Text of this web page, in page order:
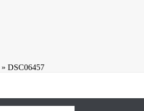
» DSC06457